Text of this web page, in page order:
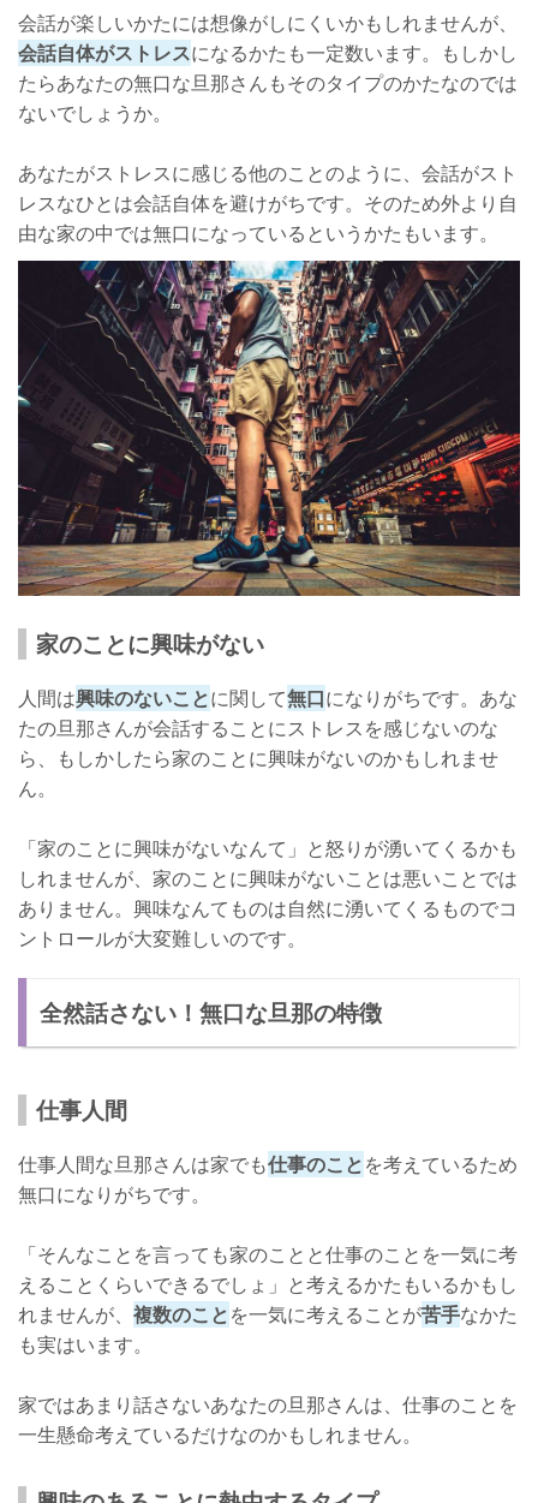
会話が楽しいかたには想像がしにくいかもしれませんが、
会話自体がストレスになるかたも一定数います。もしかし
たらあなたの無口な旦那さんもそのタイプのかたなのでは
ないでしょうか。
あなたがストレスに感じる他のことのように、会話がスト
レスなひとは会話自体を避けがちです。そのため外より自
由な家の中では無口になっているというかたもいます。
家のことに興味がない
人間は興味のないことに関して無口になりがちです。あな
たの旦那さんが会話することにストレスを感じないのな
ら、もしかしたら家のことに興味がないのかもしれませ
ん。
「家のことに興味がないなんて」と怒りが湧いてくるかも
しれませんが、家のことに興味がないことは悪いことでは
ありません。興味なんてものは自然に湧いてくるものでコ
ントロールが大変難しいのです。
全然話さない！無口な旦那の特徴
仕事人間
仕事人間な旦那さんは家でも仕事のことを考えているため
無口になりがちです。
「そんなことを言っても家のことと仕事のことを一気に考
えることくらいできるでしょ」と考えるかたもいるかもし
れませんが、 複数のことを一気に考えることが苦手なかた
も実はいます。
家ではあまり話さないあなたの旦那さんは、仕事のことを
一生懸命考えているだけなのかもしれません。